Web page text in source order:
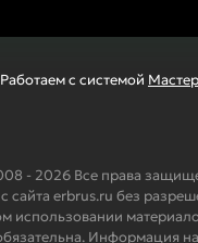
Работаем с системой
- 2026 Все права
сайта erbrus.ru без
использовании
Информация